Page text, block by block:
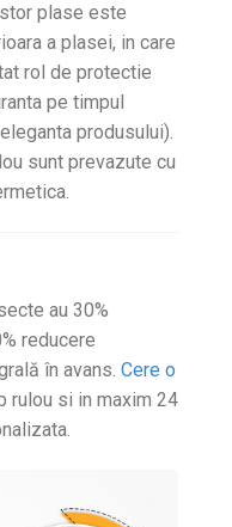
plase este
a plasei, in care
rol de protectie
pe timpul
produsului).
sunt prevazute cu
au 30%
reducere
în avans. Cere o
rulou si in maxim 24